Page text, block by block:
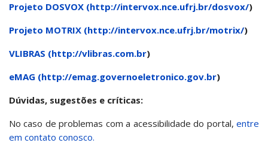
Projeto DOSVOX (http://intervox.nce.ufrj.br/dosvox/)
Projeto MOTRIX (http://intervox.nce.ufrj.br/motrix/)
VLIBRAS (http://vlibras.com.br)
eMAG (http://emag.governoeletronico.gov.br)
Dúvidas, sugestões e críticas:
No caso de problemas com a acessibilidade do portal, entre
em contato conosco.